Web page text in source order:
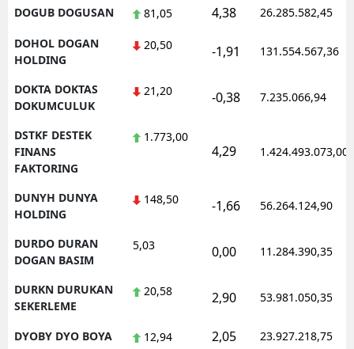
DOGUB DOGUSAN 81,05 4,38 26.285.582,45
DOHOL DOGAN
HOLDING
20,50 -1,91 131.554.567,36
DOKTA DOKTAS
DOKUMCULUK
21,20 -0,38 7.235.066,94
DSTKF DESTEK
FINANS
FAKTORING
1.773,00
4,29 1.424.493.073,00
DUNYH DUNYA
HOLDING
148,50 -1,66 56.264.124,90
DURDO DURAN
DOGAN BASIM
5,03 0,00 11.284.390,35
DURKN DURUKAN
SEKERLEME
20,58 2,90 53.981.050,35
DYOBY DYO BOYA 12,94 2,05 23.927.218,75